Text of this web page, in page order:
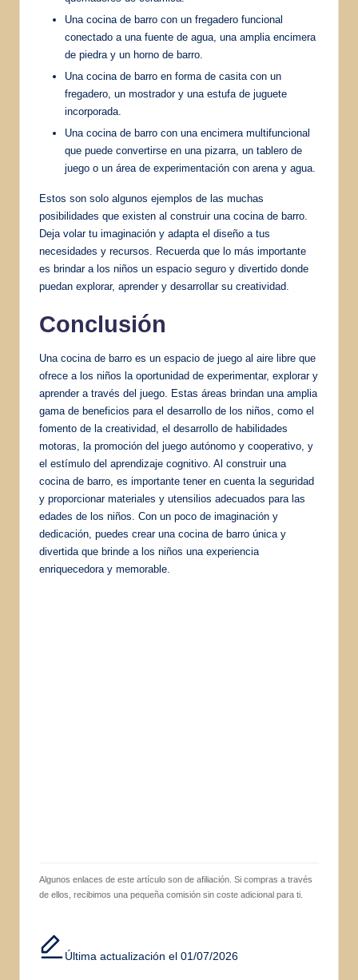
Una cocina de barro con un fregadero funcional
conectado a una fuente de agua, una amplia encimera
de piedra y un horno de barro.
Una cocina de barro en forma de casita con un
fregadero, un mostrador y una estufa de juguete
incorporada.
Una cocina de barro con una encimera multifuncional
que puede convertirse en una pizarra, un tablero de
juego o un área de experimentación con arena y agua.
Estos son solo algunos ejemplos de las muchas
posibilidades que existen al construir una cocina de barro.
Deja volar tu imaginación y adapta el diseño a tus
necesidades y recursos. Recuerda que lo más importante
es brindar a los niños un espacio seguro y divertido donde
puedan explorar, aprender y desarrollar su creatividad.
Conclusión
Una cocina de barro es un espacio de juego al aire libre que
ofrece a los niños la oportunidad de experimentar, explorar y
aprender a través del juego. Estas áreas brindan una amplia
gama de beneficios para el desarrollo de los niños, como el
fomento de la creatividad, el desarrollo de habilidades
motoras, la promoción del juego autónomo y cooperativo, y
el estímulo del aprendizaje cognitivo. Al construir una
cocina de barro, es importante tener en cuenta la seguridad
y proporcionar materiales y utensilios adecuados para las
edades de los niños. Con un poco de imaginación y
dedicación, puedes crear una cocina de barro única y
divertida que brinde a los niños una experiencia
enriquecedora y memorable.
Algunos enlaces de este artículo son de afiliación. Si compras a través
de ellos, recibimos una pequeña comisión sin coste adicional para ti.
Última actualización el 01/07/2026